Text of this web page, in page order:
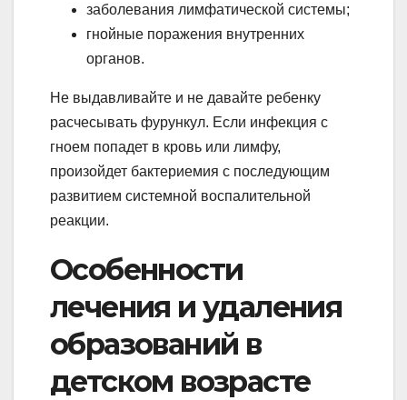
заболевания лимфатической системы;
гнойные поражения внутренних
органов.
Не выдавливайте и не давайте ребенку
расчесывать фурункул. Если инфекция с
гноем попадет в кровь или лимфу,
произойдет бактериемия с последующим
развитием системной воспалительной
реакции.
Особенности
лечения и удаления
образований в
детском возрасте